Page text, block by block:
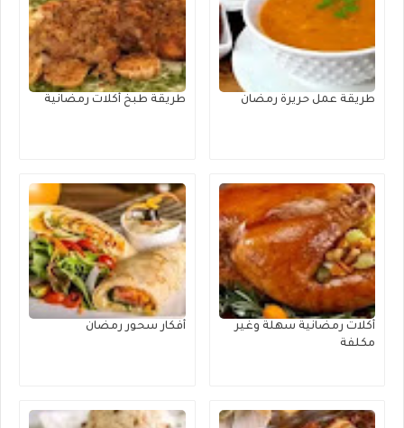
طريقة عمل حريرة رمضان طريقة طبخ أكلات رمضانية
أكلات رمضانية سهلة وغير
مكلفة
أفكار سحور رمضان